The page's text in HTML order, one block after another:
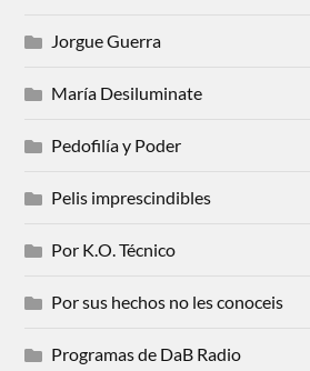
Jorgue Guerra
María Desiluminate
Pedofilía y Poder
Pelis imprescindibles
Por K.O. Técnico
Por sus hechos no les conoceis
Programas de DaB Radio